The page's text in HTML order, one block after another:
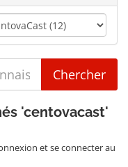
'centovacast'
et se connecter au